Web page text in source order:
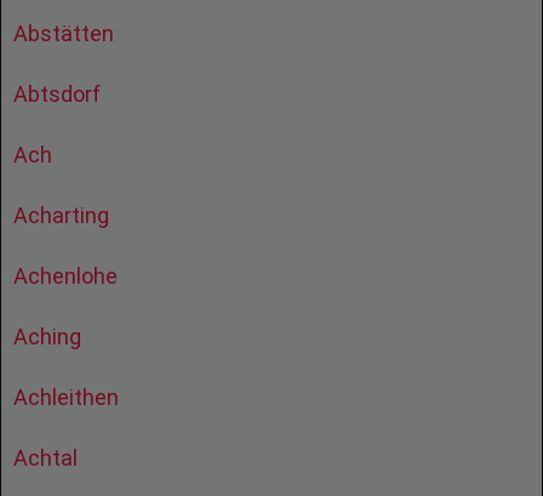
Abstätten
Abtsdorf
Ach
Acharting
Achenlohe
Aching
Achleithen
Achtal